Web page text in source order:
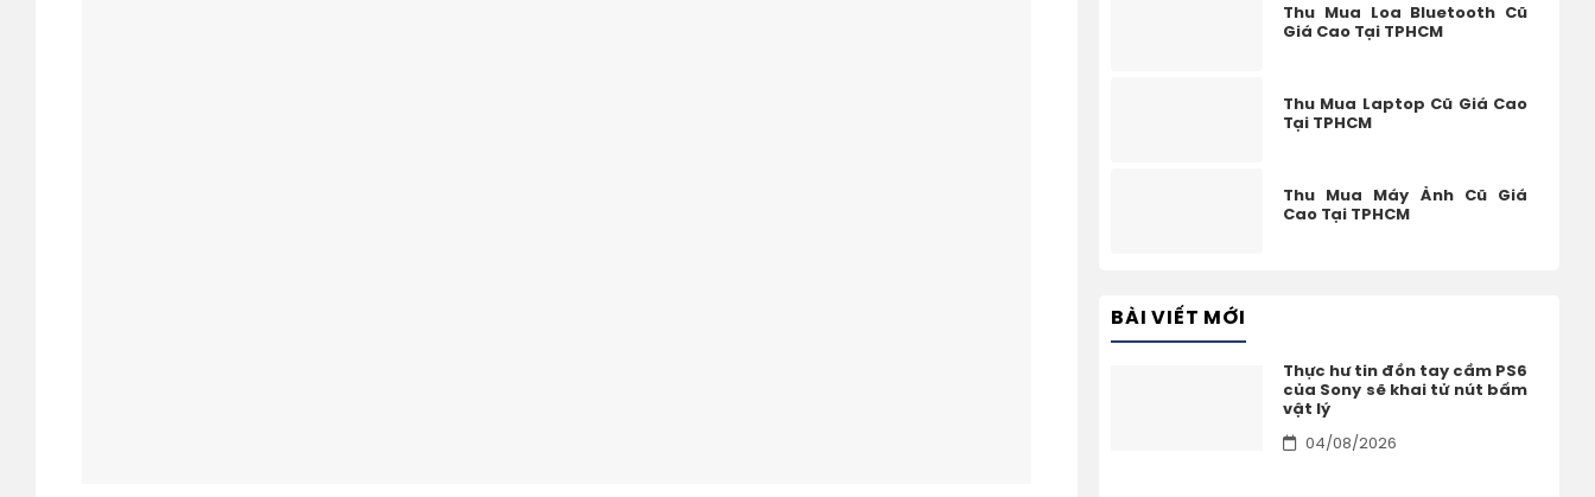
Thu Mua Loa Bluetooth Cũ
Giá Cao Tại TPHCM
Thu Mua Laptop Cũ Giá Cao
Tại TPHCM
Thu Mua Máy Ảnh Cũ Giá
Cao Tại TPHCM
BÀI VIẾT MỚI
Thực hư tin đồn tay cầm PS6
của Sony sẽ khai tử nút bấm
vật lý
04/08/2026